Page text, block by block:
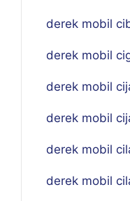
derek mobil
derek mobil
derek mobil
derek mobil
derek mobil
derek mobil